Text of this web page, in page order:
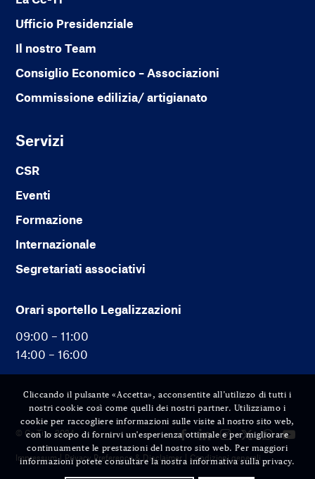
Ufficio Presidenziale
Il nostro Team
Consiglio Economico – Associazioni
Commissione edilizia/ artigianato
Servizi
CSR
Eventi
Formazione
Internazionale
Segretariati associativi
Orari sportello Legalizzazioni
09:00 – 11:00
14:00 – 16:00
© Cc-Ti — 2024
Impressum Privacy Preference & Disclaimer Condizioni generali
Cliccando il pulsante «Accetta», acconsentite all’utilizzo di tutti i
nostri cookie così come quelli dei nostri partner. Utilizziamo i
cookie per raccogliere informazioni sulle visite al nostro sito web,
con lo scopo di fornirvi un'esperienza ottimale e per migliorare
continuamente le prestazioni del nostro sito web. Per maggiori
informazioni potete consultare la nostra informativa sulla privacy.